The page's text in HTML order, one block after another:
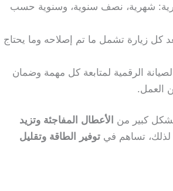
شهرية، نصف سنوية، وسنوية حسب
كل زيارة تشمل ما تم إصلاحه وما يحتاج
الرقمية لمتابعة كل مهمة وضمان
العمل.
بشكل كبير من
الأعطال المفاجئة وتزيد
لذلك، تساهم في توفير الطاقة وتقليل